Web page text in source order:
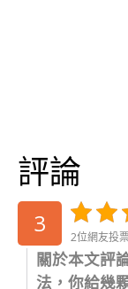
評論
3 2位網友投
關於本文評
法，你給幾